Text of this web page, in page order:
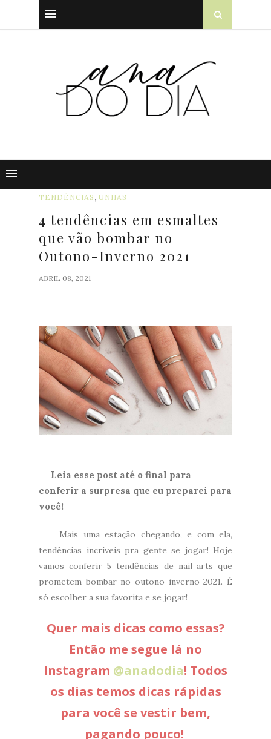
TENDÊNCIAS , UNHAS
4 tendências em esmaltes
que vão bombar no
Outono-Inverno 2021
ABRIL 08, 2021
Leia esse post até o final para
conferir a surpresa que eu preparei para
você!
Mais uma estação chegando, e com ela,
tendências incríveis pra gente se jogar! Hoje
vamos conferir 5 tendências de nail arts que
prometem bombar no outono-inverno 2021. É
só escolher a sua favorita e se jogar!
Quer mais dicas como essas?
Então me segue lá no
Instagram @anadodia! Todos
os dias temos dicas rápidas
para você se vestir bem,
pagando pouco!